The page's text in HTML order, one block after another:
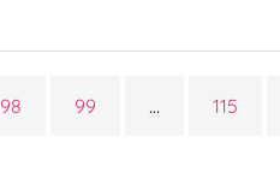
98 99 … 115